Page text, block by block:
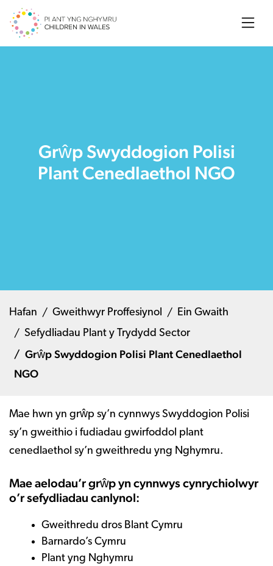
Search
Grŵp Swyddogion Polisi
Plant Cenedlaethol NGO
Hafan Gweithwyr Proffesiynol
Ein Gwaith
Sefydliadau Plant y Trydydd Sector
Grŵp Swyddogion Polisi Plant Cenedlaethol
NGO
Mae hwn yn grŵp sy’n cynnwys Swyddogion Polisi
sy’n gweithio i fudiadau gwirfoddol plant
cenedlaethol sy’n gweithredu yng Nghymru.
Mae aelodau’r grŵp yn cynnwys cynrychiolwyr
o’r sefydliadau canlynol:
Gweithredu dros Blant Cymru
Barnardo’s Cymru
Plant yng Nghymru